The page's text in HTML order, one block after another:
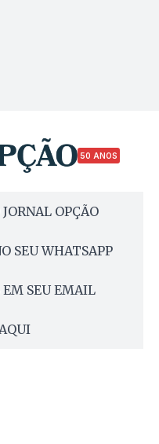
50 ANOS
OPÇÃO
SEU WHATSAPP
EM SEU EMAIL